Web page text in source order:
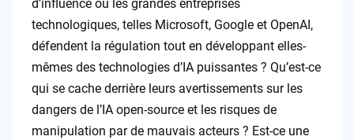
d’influence où les grandes entreprises
technologiques, telles Microsoft, Google et OpenAI,
défendent la régulation tout en développant elles-
mêmes des technologies d’IA puissantes ? Qu’est-ce
qui se cache derrière leurs avertissements sur les
dangers de l’IA open-source et les risques de
manipulation par de mauvais acteurs ? Est-ce une